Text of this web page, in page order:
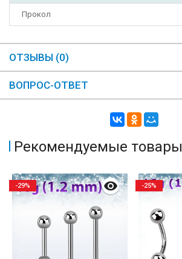
Прокол
ОТЗЫВЫ (0)
ВОПРОС-ОТВЕТ
Рекомендуемые товары
-29% -25%